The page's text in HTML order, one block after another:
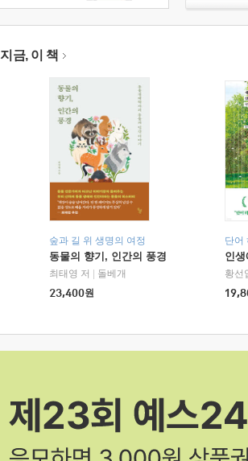
지금, 이 책
숲과 길 위 생명의 여정
동물의 향기, 인간의 풍경
최태영 저
돌베개
23,400원
단어
인
황선